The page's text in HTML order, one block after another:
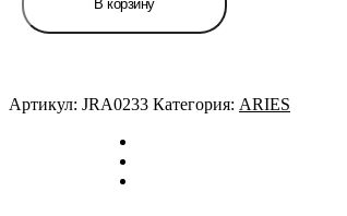
натяжителя
гусеницы
В корзину
Артикул: JRA0233 Категория: ARIES